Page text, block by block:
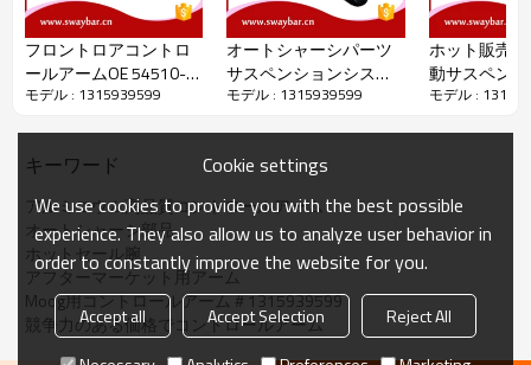
YZS No. OE No. 車＆年 直径 ポジション
パッケージの詳細：
ビニール袋+カートン
配達の詳細：
入金を受け取ってから45日後
フロントロアコントロ
ールアームOE 54510-
3E100
モデル : 1315939599
オートシャーシパーツ
サスペンションシステ
ムフロントコントロー
モデル : 1315939599
ホット販売
動サスペン
制御アーム
モデル :
キーワード
アルミニウム高品質コントロールアーム
オートシャーシ部品
ホットセール腕
アフターマーケット用アーム
Moog用コントロールアーム＃1315939599
競争力のある価格でコントロールアーム
Cookie settings
We use cookies to provide you with the best possible
experience. They also allow us to analyze user behavior in
order to constantly improve the website for you.
Accept all Accept Selection
Reject All